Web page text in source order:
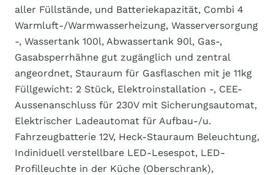
aller Füllstände, und Batteriekapazität, Combi 4
Warmluft-/Warmwasserheizung, Wasserversorgung
-, Wassertank 100l, Abwassertank 90l, Gas-,
Gasabsperrhähne gut zugänglich und zentral
angeordnet, Stauraum für Gasflaschen mit je 11kg
Füllgewicht: 2 Stück, Elektroinstallation -, CEE-
Aussenanschluss für 230V mit Sicherungsautomat,
Elektrischer Ladeautomat für Aufbau-/u.
Fahrzeugbatterie 12V, Heck-Stauraum Beleuchtung,
Indiniduell verstellbare LED-Lesespot, LED-
Profilleuchte in der Küche (Oberschrank),